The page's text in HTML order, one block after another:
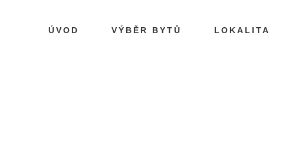
ÚVOD VÝBĚR BYTŮ LOKALITA